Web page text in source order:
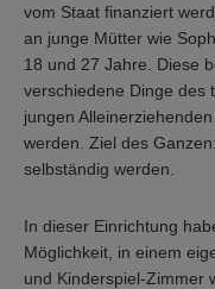
vom Staat finanziert
an junge Mütter wie
18 und 27 Jahre. Diese
verschiedene Dinge des
jungen
werden. Ziel des
selbständig werden.
In dieser Einrichtung
Möglichkeit, in einem
und Kinderspiel-Zimmer